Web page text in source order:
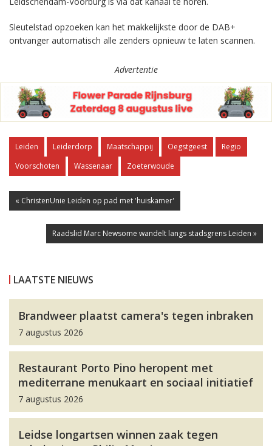
Sleutelstad opzoeken kan het makkelijkste door de DAB+
ontvanger automatisch alle zenders opnieuw te laten scannen.
Advertentie
Leiden Leiderdorp Maatschappij Oegstgeest
Regio
Voorschoten
Wassenaar Zoeterwoude
« ChristenUnie Leiden op pad met 'huiskamer'
Raadslid Marc Newsome wandelt langs stadsgrens Leiden »
LAATSTE NIEUWS
Brandweer plaatst camera's tegen inbraken
7 augustus 2026
Restaurant Porto Pino heropent met
mediterrane menukaart en sociaal initiatief
7 augustus 2026
Leidse longartsen winnen zaak tegen